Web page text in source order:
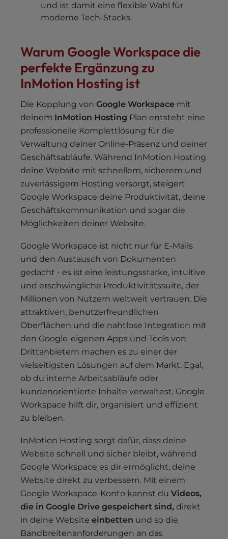
und ist damit eine flexible Wahl für
moderne Tech-Stacks.
Warum Google Workspace die
perfekte Ergänzung zu
InMotion Hosting ist
Die Kopplung von Google Workspace mit
deinem InMotion Hosting Plan entsteht eine
professionelle Komplettlösung für die
Verwaltung deiner Online-Präsenz und deiner
Geschäftsabläufe. Während InMotion Hosting
deine Website mit schnellem, sicherem und
zuverlässigem Hosting versorgt, steigert
Google Workspace deine Produktivität, deine
Geschäftskommunikation und sogar die
Möglichkeiten deiner Website.
Google Workspace ist nicht nur für E-Mails
und den Austausch von Dokumenten
gedacht - es ist eine leistungsstarke, intuitive
und erschwingliche Produktivitätssuite, der
Millionen von Nutzern weltweit vertrauen. Die
attraktiven, benutzerfreundlichen
Oberflächen und die nahtlose Integration mit
den Google-eigenen Apps und Tools von
Drittanbietern machen es zu einer der
vielseitigsten Lösungen auf dem Markt. Egal,
ob du interne Arbeitsabläufe oder
kundenorientierte Inhalte verwaltest, Google
Workspace hilft dir, organisiert und effizient
zu bleiben.
InMotion Hosting sorgt dafür, dass deine
Website schnell und sicher bleibt, während
Google Workspace es dir ermöglicht, deine
Website direkt zu verbessern. Mit einem
Google Workspace-Konto kannst du Videos,
die in Google Drive gespeichert sind, direkt
in deine Website einbetten und so die
Bandbreitenanforderungen an das